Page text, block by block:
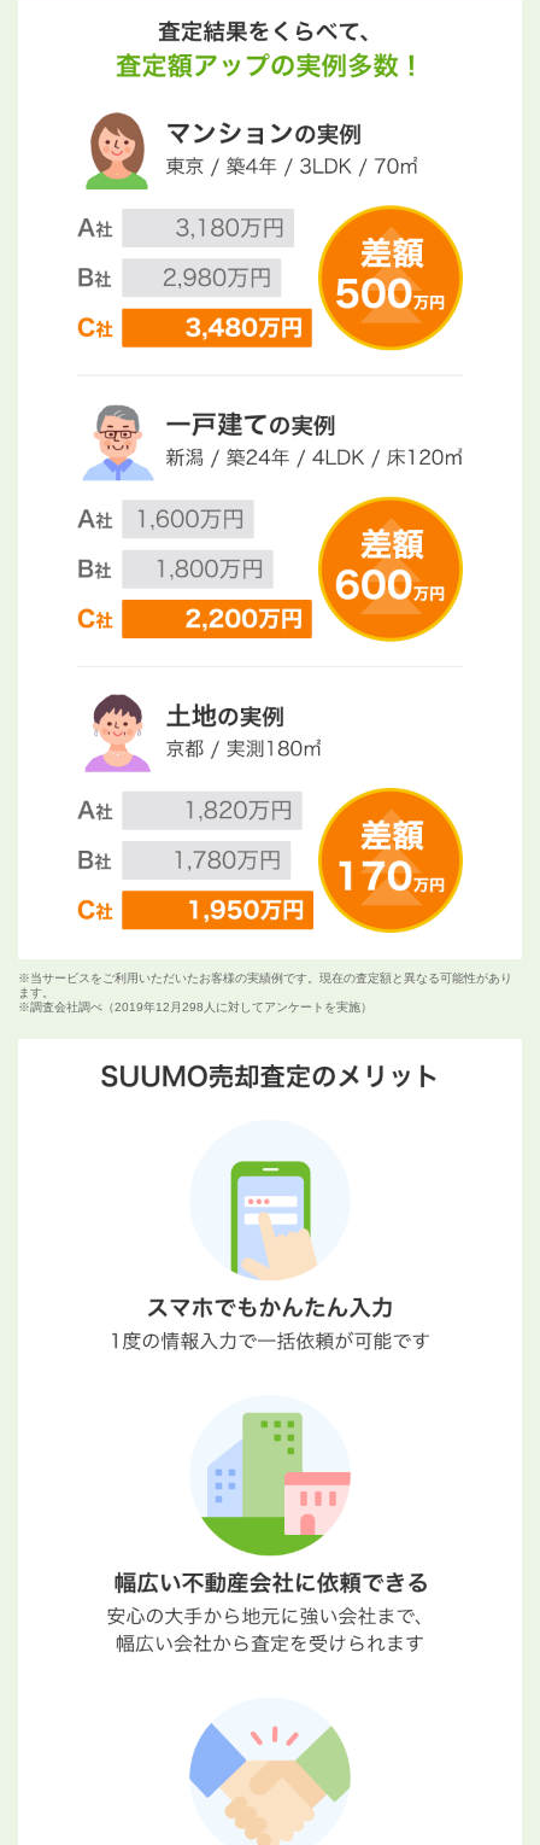
※当サービスをご利用いただいたお客様の実績例です。現在の査定額と異なる可能性があり
ます。
※調査会社調べ（2019年12月298人に対してアンケートを実施）